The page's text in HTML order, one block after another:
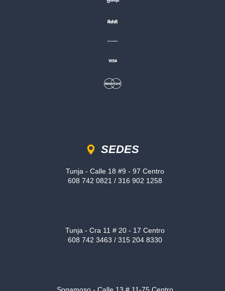
SEDES
Tunja - Calle 18 #9 - 97 Centro
608 742 0821 / 316 902 1258
Tunja - Cra 11 # 20 - 17 Centro
608 742 3463 / 315 204 8330